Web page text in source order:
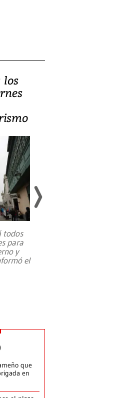
los
todos
para
y
el
que
en